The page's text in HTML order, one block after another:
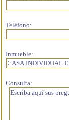
Teléfono:
Inmueble:
Consulta: